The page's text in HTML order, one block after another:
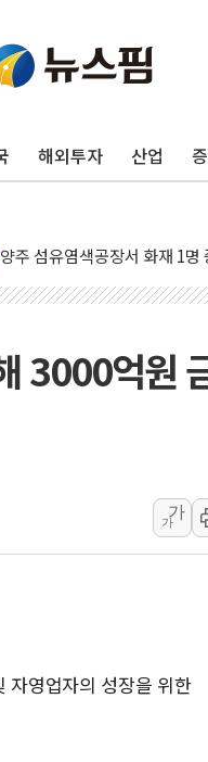
해외투자 산업
금값 7주 만에 최고…美 고용 둔
[인도증시] 중동 긴장 완화에
[베트남 증시] 지수 하락 속
'월가의 황제' 다이먼 "금융시
김정관 산업부 장관 "주 52시
해군 1함대 창설 80주년…지
우크라 드론 전술, 중남미 콜롬
동해해경, 독도 해상서 부유물
강원도 폭염특보 11일째…온
[코인 시황] 비트코인, ETF 자
[2보] 북한, 원산서 동해상 단거
3000억원
가
가
자영업자의 성장을 위한